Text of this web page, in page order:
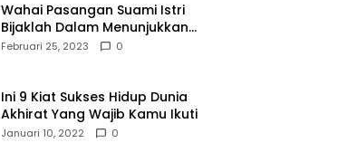
Wahai Pasangan Suami Istri
Bijaklah Dalam Menunjukkan
Kebahagiaanmu Di Publik
Februari 25, 2023 0
Ini 9 Kiat Sukses Hidup Dunia
Akhirat Yang Wajib Kamu Ikuti
Januari 10, 2022 0